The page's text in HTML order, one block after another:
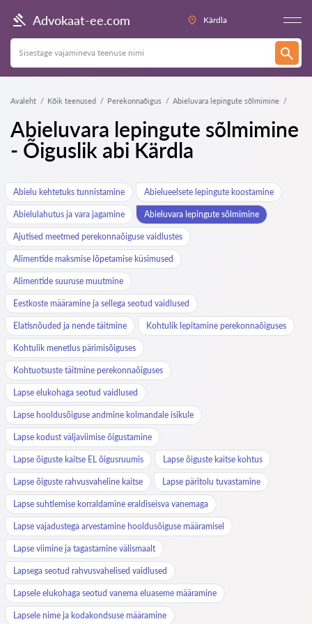
Advokaat-ee.com Kärdla
Avaleht Kõik teenused Perekonnaõigus Abieluvara lepingute sõlmimine
Abieluvara lepingute sõlmimine
- Õiguslik abi Kärdla
Abielu kehtetuks tunnistamine Abielueelsete lepingute koostamine
Abielulahutus ja vara jagamine Abieluvara lepingute sõlmimine
Ajutised meetmed perekonnaõiguse vaidlustes
Alimentide maksmise lõpetamise küsimused
Alimentide suuruse muutmine
Eestkoste määramine ja sellega seotud vaidlused
Elatisnõuded ja nende täitmine Kohtulik lepitamine perekonnaõiguses
Kohtulik menetlus pärimisõiguses
Kohtuotsuste täitmine perekonnaõiguses
Lapse elukohaga seotud vaidlused
Lapse hooldusõiguse andmine kolmandale isikule
Lapse kodust väljaviimise õigustamine
Lapse õiguste kaitse EL õigusruumis Lapse õiguste kaitse kohtus
Lapse õiguste rahvusvaheline kaitse Lapse päritolu tuvastamine
Lapse suhtlemise korraldamine eraldiseisva vanemaga
Lapse vajadustega arvestamine hooldusõiguse määramisel
Lapse viimine ja tagastamine välismaalt
Lapsega seotud rahvusvahelised vaidlused
Lapsele elukohaga seotud vanema eluaseme määramine
Lapsele nime ja kodakondsuse määramine